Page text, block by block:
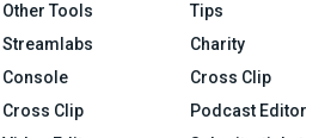
Other Tools
Streamlabs
Console
Cross Clip
Tips
Charity
Cross Clip
Podcast Editor